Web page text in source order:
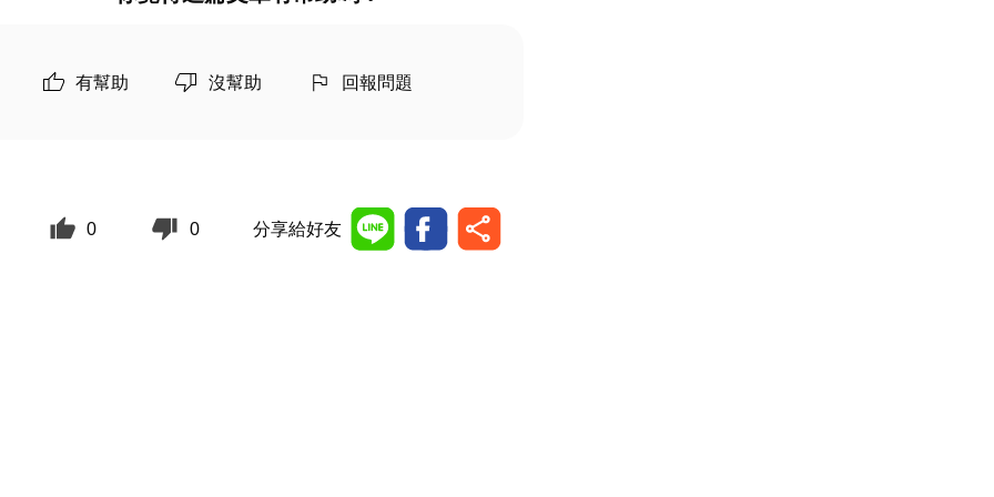
有幫助 沒幫助 回報問題
0 0 分享給好友